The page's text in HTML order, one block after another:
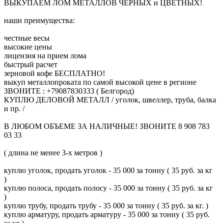
ВЫКУПАЕМ ЛОМ МЕТАЛЛОВ ЧЕРНЫХ и ЦВЕТНЫХ!
наши преимущества:
честные весы
высокие цены
лицензия на прием лома
быстрый расчет
зерновой кофе БЕСПЛАТНО!
выкуп металлопроката по самой высокой цене в регионе
ЗВОНИТЕ : +79087830333 ( Белгород)
КУПЛЮ ДЕЛОВОЙ МЕТАЛЛ / уголок, швеллер, труба, балка
и пр. /
В ЛЮБОМ ОБЪЕМЕ ЗА НАЛИЧНЫЕ! ЗВОНИТЕ 8 908 783
03 33
( длина не менее 3-х метров )
куплю уголок, продать уголок - 35 000 за тонну ( 35 руб. за кг
)
куплю полоса, продать полосу - 35 000 за тонну ( 35 руб. за кг
)
куплю трубу, продать трубу - 35 000 за тонну ( 35 руб. за кг. )
куплю арматуру, продать арматуру - 35 000 за тонну ( 35 руб.